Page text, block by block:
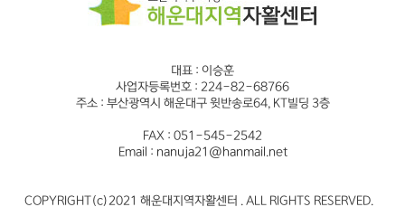
대표 : 이승훈
사업자등록번호 : 224-82-68766
주소 : 부산광역시 해운대구 윗반송로64, KT빌딩 3층
FAX : 051-545-2542
Email : nanuja21@hanmail.net
COPYRIGHT(c)2021 해운대지역자활센터 . ALL RIGHTS RESERVED.